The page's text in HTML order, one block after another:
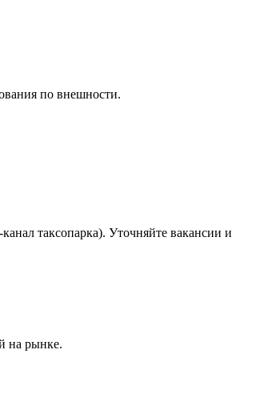
по внешности.
канал таксопарка). Уточняйте вакансии и
на рынке.